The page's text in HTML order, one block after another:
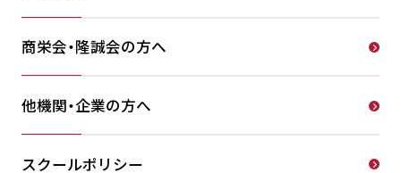
商栄会・隆誠会の方へ
他機関・企業の方へ
スクールポリシー